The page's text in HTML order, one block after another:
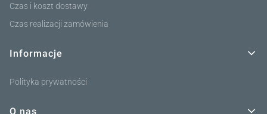
Czas i koszt dostawy
Czas realizacji zamówienia
Informacje
Polityka prywatności
O nas